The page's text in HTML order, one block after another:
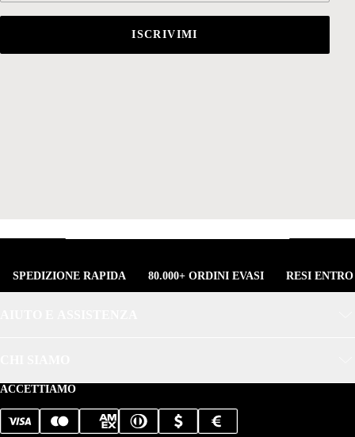
ISCRIVIMI
SPEDIZIONE RAPIDA 80.000+ ORDINI EVASI RESI
ACCETTIAMO